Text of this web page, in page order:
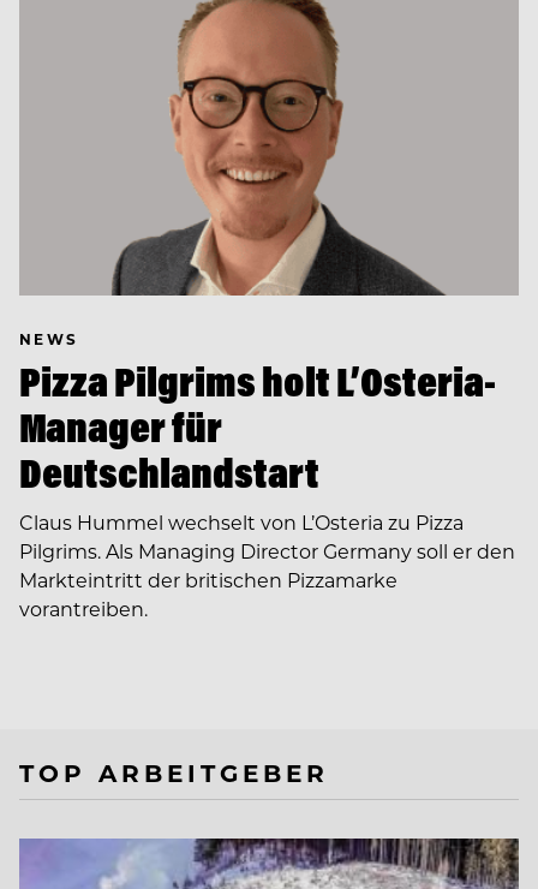
NEWS
Pizza Pilgrims holt L’Osteria-
Manager für
Deutschlandstart
Claus Hummel wechselt von L’Osteria zu Pizza
Pilgrims. Als Managing Director Germany soll er den
Markteintritt der britischen Pizzamarke
vorantreiben.
TOP ARBEITGEBER